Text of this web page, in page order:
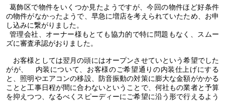
葛飾区で物件をいくつか見たようですが、今回の物件ほど好条件
の物件がなかったようで、早急に増店を考えられていたため、お申
し込みに繋がりました。
管理会社、オーナー様もとても協力的で特に問題もなく、スムー
ズに審査承認がおりました。
お客様としては翌月の頭にはオープンさせていという希望でした
がが、 内装について、お客様のご希望通りの内装仕上げにする
と、照明やエアコンの移設、防音振動の対策に膨大な金額がかかる
ことと工事日程が間に合わないということで、何社もの業者と予算
を抑えつつ、なるべくスピーディーにご希望に沿う形で行えるよう